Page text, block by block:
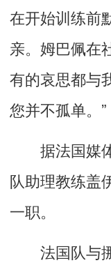
在开始训练前
亲。姆巴佩在
有的哀思都与
您并不孤单。”
据法国媒体
队助理教练盖
一职。
法国队与挪